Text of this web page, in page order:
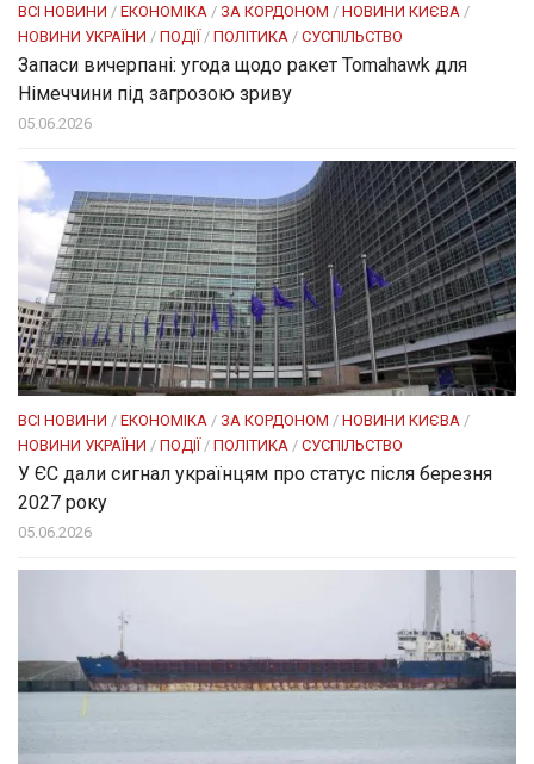
ВСІ НОВИНИ / ЕКОНОМІКА / ЗА КОРДОНОМ / НОВИНИ КИЄВА /
НОВИНИ УКРАЇНИ / ПОДІЇ/ ПОЛІТИКА / СУСПІЛЬСТВО
Запаси вичерпані: угода щодо ракет Tomahawk для
Німеччини під загрозою зриву
05.06.2026
ВСІ НОВИНИ / ЕКОНОМІКА / ЗА КОРДОНОМ / НОВИНИ КИЄВА /
НОВИНИ УКРАЇНИ / ПОДІЇ/ ПОЛІТИКА / СУСПІЛЬСТВО
У ЄС дали сигнал українцям про статус після березня
2027 року
05.06.2026